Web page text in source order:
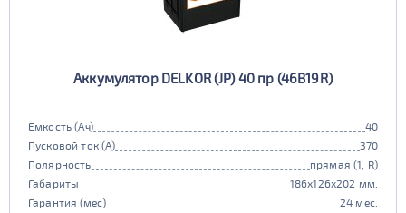
Аккумулятор DELKOR (JP) 40 пр (46B19R)
Емкость (Ач)
40
Пусковой ток (А)
370
Полярность
прямая (1, R)
Габариты
186x126x202 мм.
Гарантия (мес)
24 мес.